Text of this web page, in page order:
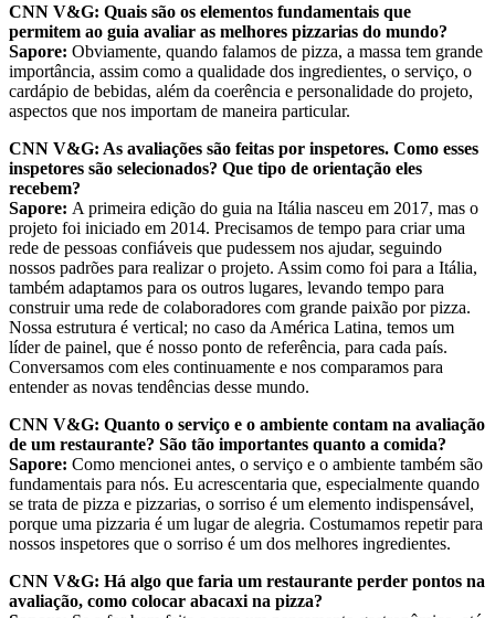
CNN V&G: Quais são os elementos fundamentais que
permitem ao guia avaliar as melhores pizzarias do mundo?
Sapore: Obviamente, quando falamos de pizza, a massa tem grande
importância, assim como a qualidade dos ingredientes, o serviço, o
cardápio de bebidas, além da coerência e personalidade do projeto,
aspectos que nos importam de maneira particular.
CNN V&G: As avaliações são feitas por inspetores. Como esses
inspetores são selecionados? Que tipo de orientação eles
recebem?
Sapore: A primeira edição do guia na Itália nasceu em 2017, mas o
projeto foi iniciado em 2014. Precisamos de tempo para criar uma
rede de pessoas confiáveis que pudessem nos ajudar, seguindo
nossos padrões para realizar o projeto. Assim como foi para a Itália,
também adaptamos para os outros lugares, levando tempo para
construir uma rede de colaboradores com grande paixão por pizza.
Nossa estrutura é vertical; no caso da América Latina, temos um
líder de painel, que é nosso ponto de referência, para cada país.
Conversamos com eles continuamente e nos comparamos para
entender as novas tendências desse mundo.
CNN V&G: Quanto o serviço e o ambiente contam na avaliação
de um restaurante? São tão importantes quanto a comida?
Sapore: Como mencionei antes, o serviço e o ambiente também são
fundamentais para nós. Eu acrescentaria que, especialmente quando
se trata de pizza e pizzarias, o sorriso é um elemento indispensável,
porque uma pizzaria é um lugar de alegria. Costumamos repetir para
nossos inspetores que o sorriso é um dos melhores ingredientes.
CNN V&G: Há algo que faria um restaurante perder pontos na
avaliação, como colocar abacaxi na pizza?